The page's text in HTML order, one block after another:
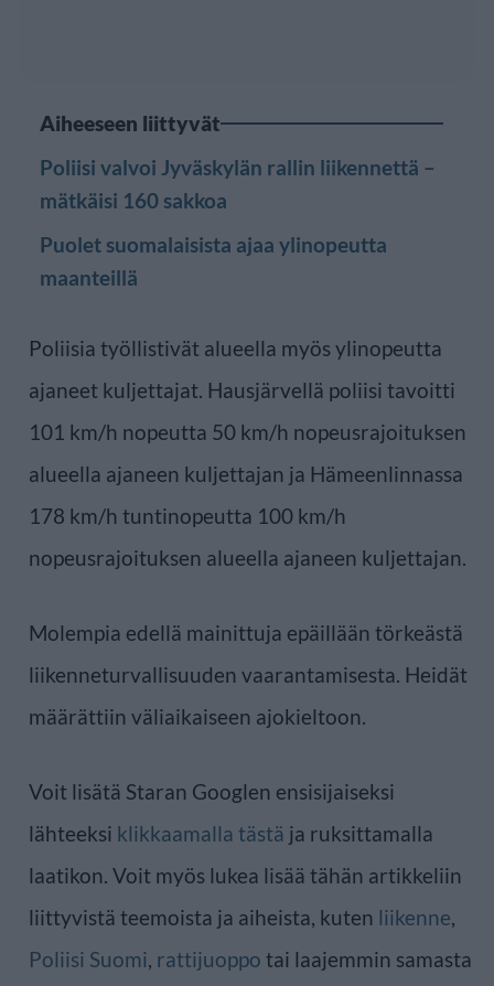
Aiheeseen liittyvät
Poliisi valvoi Jyväskylän rallin liikennettä –
mätkäisi 160 sakkoa
Puolet suomalaisista ajaa ylinopeutta
maanteillä
Poliisia työllistivät alueella myös ylinopeutta
ajaneet kuljettajat. Hausjärvellä poliisi tavoitti
101 km/h nopeutta 50 km/h nopeusrajoituksen
alueella ajaneen kuljettajan ja Hämeenlinnassa
178 km/h tuntinopeutta 100 km/h
nopeusrajoituksen alueella ajaneen kuljettajan.
Molempia edellä mainittuja epäillään törkeästä
liikenneturvallisuuden vaarantamisesta. Heidät
määrättiin väliaikaiseen ajokieltoon.
Voit lisätä Staran Googlen ensisijaiseksi
lähteeksi klikkaamalla tästä ja ruksittamalla
laatikon. Voit myös lukea lisää tähän artikkeliin
liittyvistä teemoista ja aiheista, kuten liikenne,
Poliisi Suomi, rattijuoppo tai laajemmin samasta